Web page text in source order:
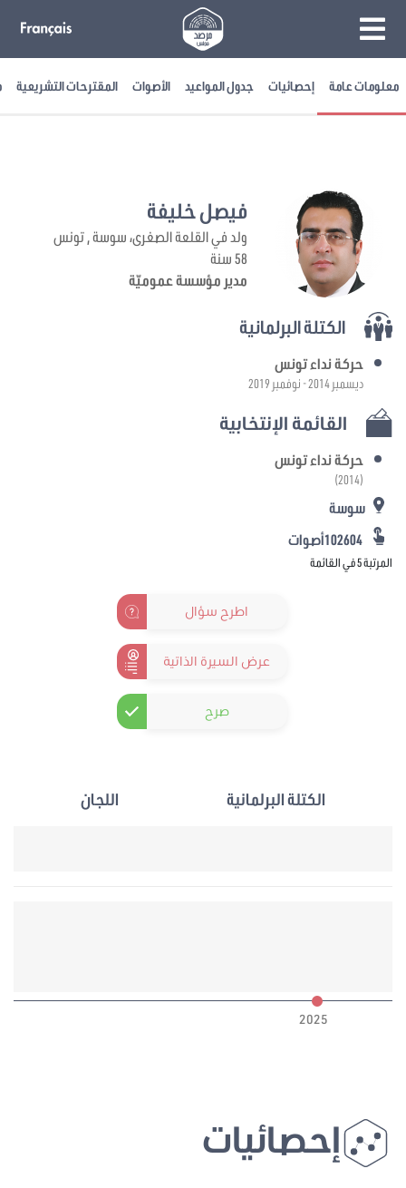
معلومات عامة إحصائيات جدول المواعيد الأصوات المقترحات التشريعية
فيصل خليفة
ولد في القلعة الصغرى، سوسة , تونس
58 سنة
مدير مؤسسة عموميّة
الكتلة البرلمانية
حركة نداء تونس
ديسمبر 2014 - نوفمبر 2019
القائمة الإنتخابية
حركة نداء تونس
(2014)
سوسة
المرتبة 5 في القائمة
اطرح سؤال
عرض السيرة الذاتية
صرح
الكتلة البرلمانية اللجان
2025
إحصائيات